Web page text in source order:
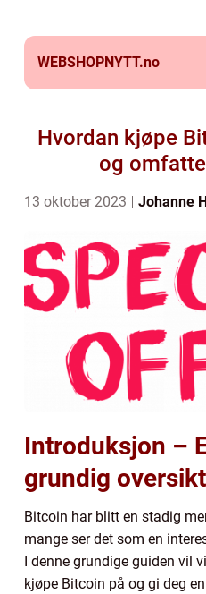
WEBSHOPNYTT.no
Hvordan kjøpe
og
13 oktober 2023 Johanne
Introduksjon –
grundig oversikt
Bitcoin har blitt en stadig
mange ser det som en
I denne grundige guiden vil
kjøpe Bitcoin på og gi deg